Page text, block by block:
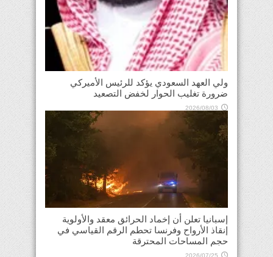
ولي العهد السعودي يؤكد للرئيس الأميركي
ضرورة تغليب الحوار لخفض التصعيد
2026/08/03
إسبانيا تعلن أن إخماد الحرائق معقد والأولوية
إنقاذ الأرواح وفرنسا تحطم الرقم القياسي في
حجم المساحات المحترقة
2026/07/25